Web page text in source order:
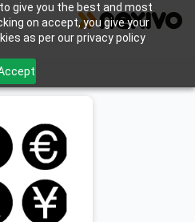
give you the best and most
on accept, you give your
as per our privacy policy.